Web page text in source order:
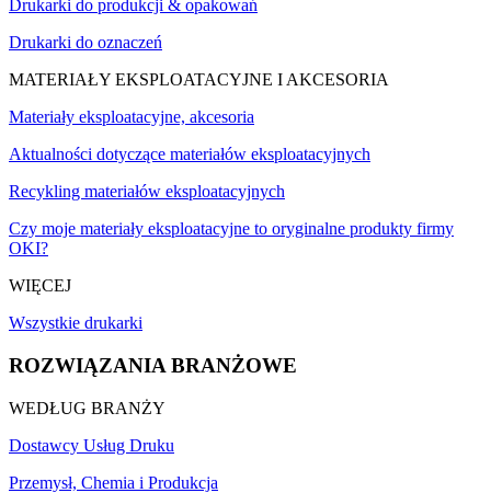
Drukarki do produkcji & opakowań
Drukarki do oznaczeń
MATERIAŁY EKSPLOATACYJNE I AKCESORIA
Materiały eksploatacyjne, akcesoria
Aktualności dotyczące materiałów eksploatacyjnych
Recykling materiałów eksploatacyjnych
Czy moje materiały eksploatacyjne to oryginalne produkty firmy
OKI?
WIĘCEJ
Wszystkie drukarki
ROZWIĄZANIA BRANŻOWE
WEDŁUG BRANŻY
Dostawcy Usług Druku
Przemysł, Chemia i Produkcja